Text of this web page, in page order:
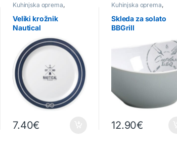
Kuhinjska oprema,
Veliki krožnik
Nautical
7.40€
Kuhinjska oprema,
Skleda za solato
BBGrill
12.90€